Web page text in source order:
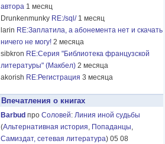
автора 1 месяц
Drunkenmunky RE:/sql/ 1 месяц
larin RE:Заплатила, а абонемента нет и скачать
ничего не могу! 2 месяца
sibkron RE:Серия "Библиотека французской
литературы" (Макбел) 2 месяца
akorish RE:Регистрация 3 месяца
Впечатления о книгах
Barbud про Соловей: Линия иной судьбы
(Альтернативная история, Попаданцы,
Самиздат, сетевая литература) 05 08